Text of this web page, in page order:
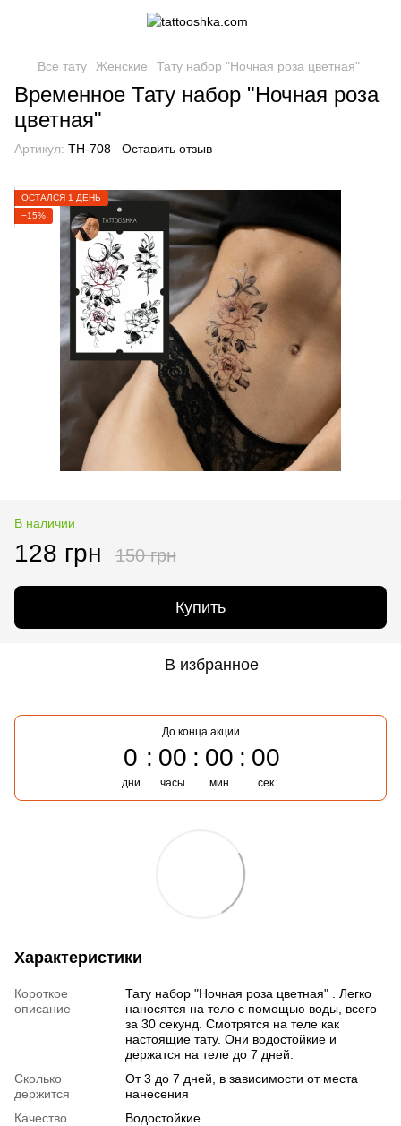
Все тату Женские Тату набор "Ночная роза цветная"
Временное Тату набор "Ночная роза
цветная"
Артикул: TH-708 Оставить отзыв
ОСТАЛСЯ 1 ДЕНЬ
−15%
В наличии
128 грн 150 грн
Купить
В избранное
До конца акции
0
дни
00
часы
00
мин
00
сек
Характеристики
Короткое
описание
Тату набор "Ночная роза цветная" . Легко
наносятся на тело с помощью воды, всего
за 30 секунд. Смотрятся на теле как
настоящие тату. Они водостойкие и
держатся на теле до 7 дней.
Сколько
держится
От 3 до 7 дней, в зависимости от места
нанесения
Качество
Водостойкие